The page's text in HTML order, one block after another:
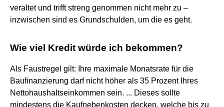
veraltet und trifft streng genommen nicht mehr zu –
inzwischen sind es Grundschulden, um die es geht.
Wie viel Kredit würde ich bekommen?
Als Faustregel gilt: Ihre maximale Monatsrate für die
Baufinanzierung darf nicht höher als 35 Prozent Ihres
Nettohaushaltseinkommen sein. ... Dieses sollte
mindestens die Kaufnebenkosten decken, welche bis zu